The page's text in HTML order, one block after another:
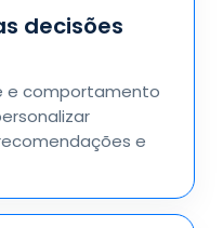
decisões
e comportamento
e